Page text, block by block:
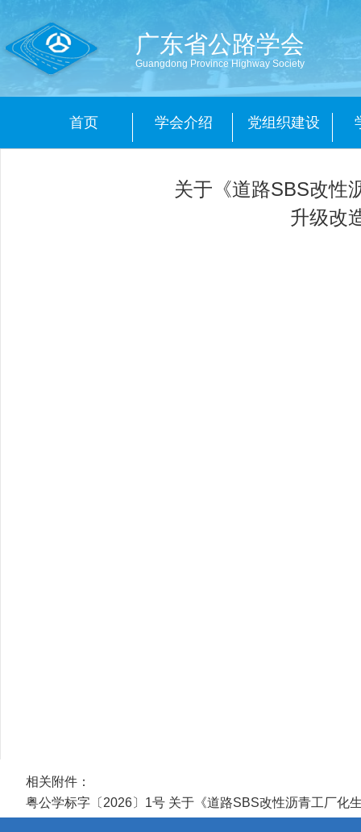
广东省公路学会
Guangdong Province Highway Society
首页 学会介绍 党组织建设
关于《道路SBS改性
升级改
相关附件：
粤公学标字〔2026〕1号 关于《道路SBS改性沥青工厂化